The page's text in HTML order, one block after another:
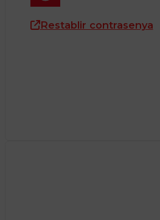
Restablir contrasenya